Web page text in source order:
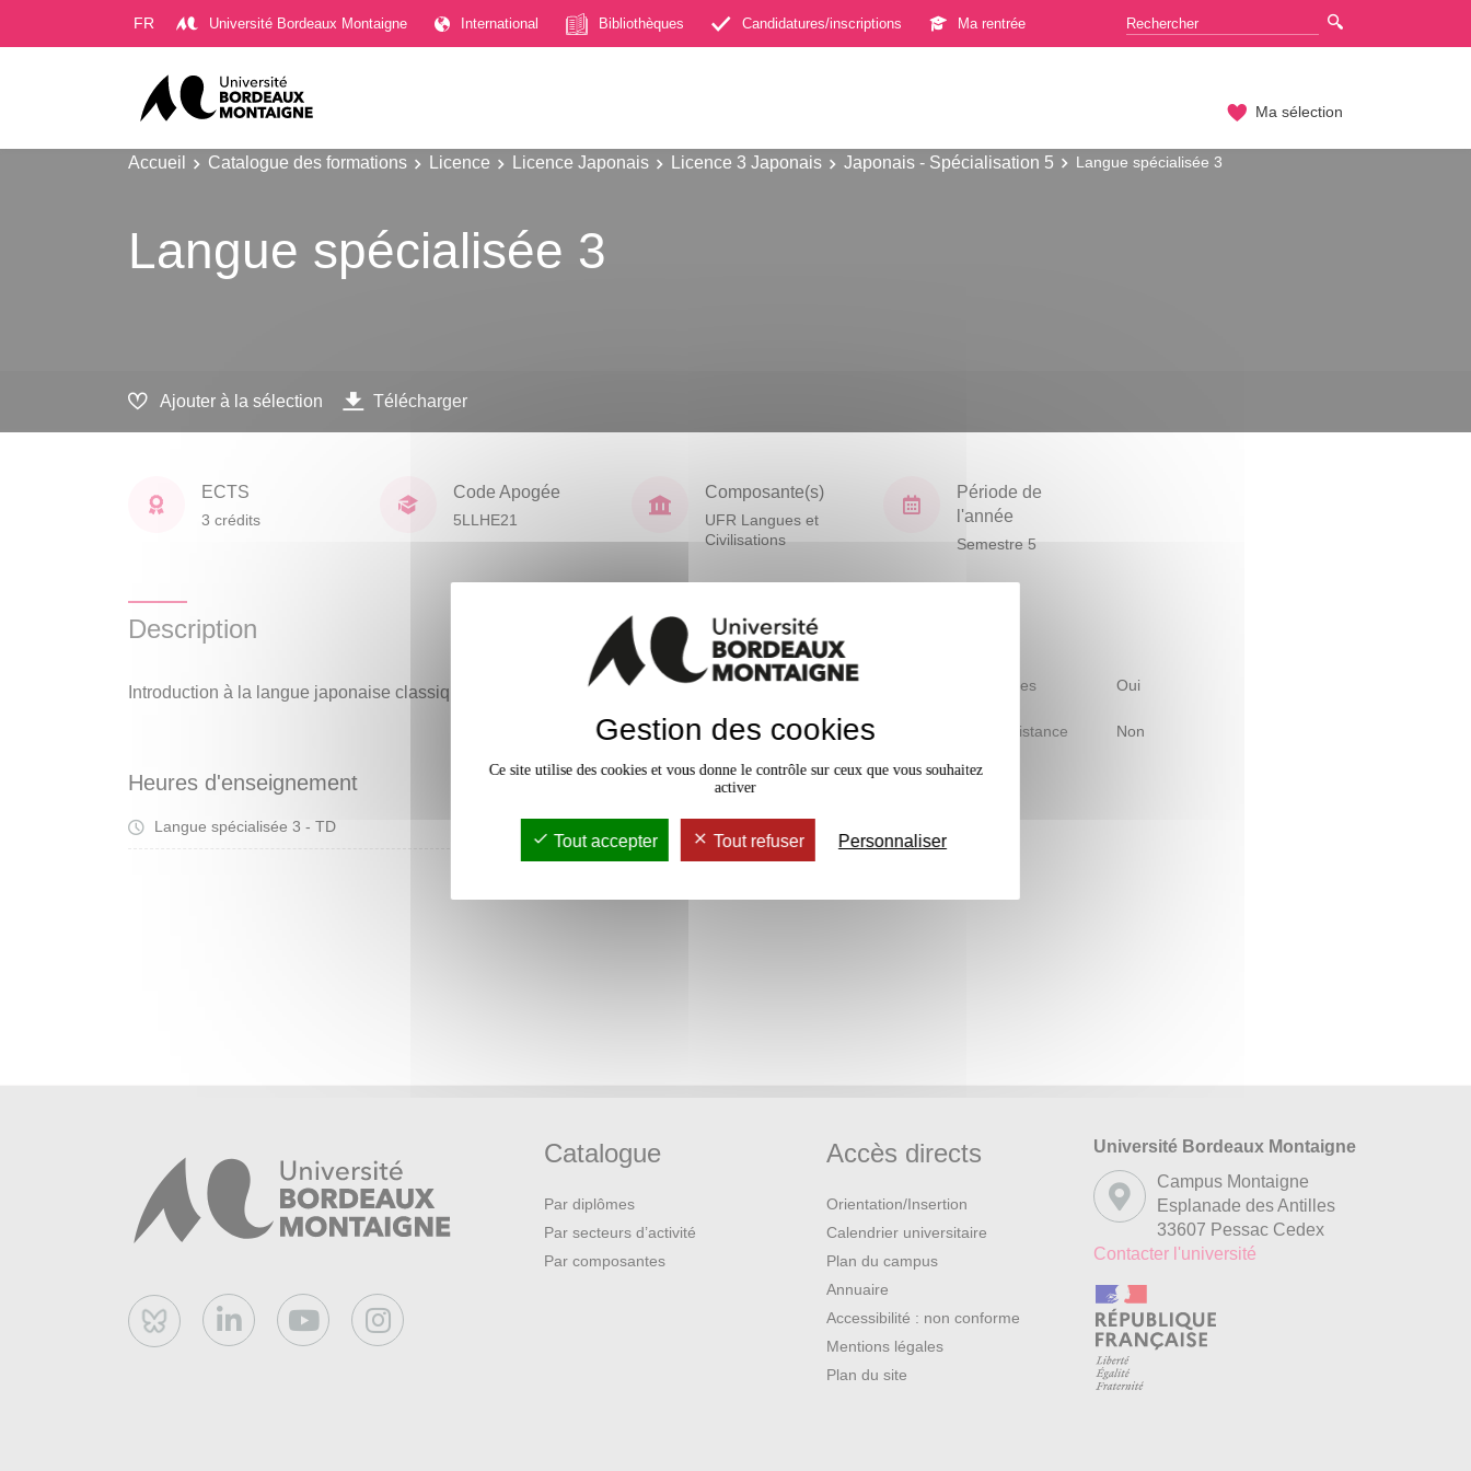
FR Université Bordeaux Montaigne International Bibliothèques Candidatures/inscriptions Ma rentrée
Ma sélection
Accueil Catalogue des formations Licence Licence Japonais Licence 3 Japonais Japonais - Spécialisation 5 Langue spécialisée 3
Langue spécialisée 3
Ajouter à la sélection Télécharger
ECTS
3 crédits
Code Apogée
5LLHE21
Composante(s)
UFR Langues et
Civilisations
Période de
l'année
Semestre 5
Description
Introduction à la langue japonaise classique et à sa grammaire
Heures d'enseignement
Langue spécialisée 3 - TD
Mobilité d'études Oui
Accessible à distance Non
Bluesky
Catalogue
Par diplômes
Par secteurs d’activité
Par composantes
Accès directs
Orientation/Insertion
Calendrier universitaire
Plan du campus
Annuaire
Accessibilité : non conforme
Mentions légales
Plan du site
Université Bordeaux Montaigne
Campus Montaigne
Esplanade des Antilles
33607 Pessac Cedex
Contacter l'université
Gestion des cookies
Ce site utilise des cookies et vous donne le contrôle sur ceux que vous souhaitez
activer
Tout accepter Tout refuser Personnaliser